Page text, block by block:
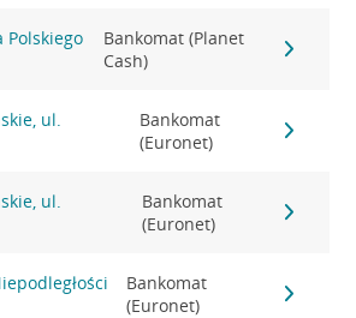
Polskiego
Bankomat (Planet
Cash)
ul.
Bankomat
(Euronet)
ul.
Bankomat
(Euronet)
Bankomat
(Euronet)